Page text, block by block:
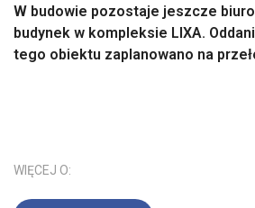
W budowie pozostaje jeszcze
budynek w kompleksie LIXA.
tego obiektu zaplanowano na
WIĘCEJ O: